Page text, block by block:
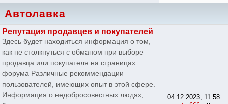
Автолавка
Репутация продавцев и покупателей
Здесь будет находиться информация о том,
как не столкнуться с обманом при выборе
продавца или покупателя на страницах
форума Различные рекоммендации
пользователей, имеющих опыт в этой сфере.
Информация о недобросовестных людях,
04 12 2023, 11:58